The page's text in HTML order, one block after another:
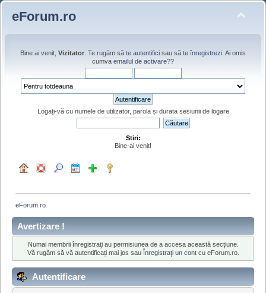
eForum.ro
Bine ai venit, Vizitator . Te rugăm să te autentifici sau să te înregistrezi . Ai omis
cumva emailul de activare??
Logați-vă cu numele de utilizator, parola și durata sesiunii de logare
Stiri:
Bine-ai venit!
eForum.ro
Avertizare !
Numai membrii înregistraţi au permisiunea de a accesa această secţiune.
Vă rugăm să vă autentificați mai jos sau Înregistraţi un contcu eForum.ro.
Autentificare